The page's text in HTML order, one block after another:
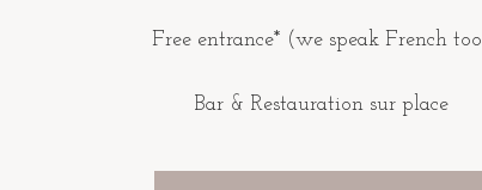
Free entrance* (we speak French
Bar & Restauration sur place